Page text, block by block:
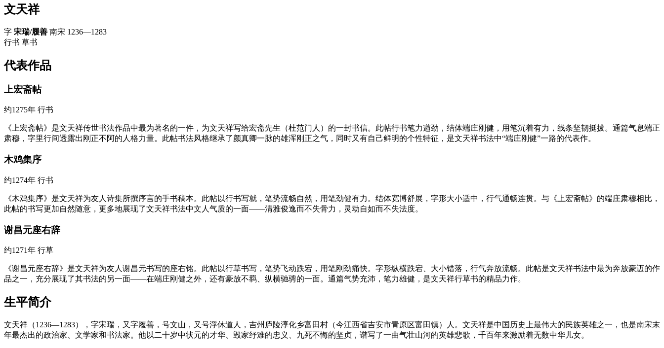
文天祥
字 宋瑞/履善 南宋 1236—1283
行书 草书
代表作品
上宏斋帖
约1275年 行书
《上宏斋帖》是文天祥传世书法作品中最为著名的一件，为文天祥写给宏斋先生（杜范门人）的一封书信。此帖行书笔力遒劲，结体端庄刚健，用笔沉着有力，线条坚韧挺拔。通篇气息端正
肃穆，字里行间透露出刚正不阿的人格力量。此帖书法风格继承了颜真卿一脉的雄浑刚正之气，同时又有自己鲜明的个性特征，是文天祥书法中“端庄刚健”一路的代表作。
木鸡集序
约1274年 行书
《木鸡集序》是文天祥为友人诗集所撰序言的手书稿本。此帖以行书写就，笔势流畅自然，用笔劲健有力。结体宽博舒展，字形大小适中，行气通畅连贯。与《上宏斋帖》的端庄肃穆相比，
此帖的书写更加自然随意，更多地展现了文天祥书法中文人气质的一面——清雅俊逸而不失骨力，灵动自如而不失法度。
谢昌元座右辞
约1271年 行草
《谢昌元座右辞》是文天祥为友人谢昌元书写的座右铭。此帖以行草书写，笔势飞动跌宕，用笔刚劲痛快。字形纵横跌宕、大小错落，行气奔放流畅。此帖是文天祥书法中最为奔放豪迈的作
品之一，充分展现了其书法的另一面——在端庄刚健之外，还有豪放不羁、纵横驰骋的一面。通篇气势充沛，笔力雄健，是文天祥行草书的精品力作。
生平简介
文天祥（1236—1283），字宋瑞，又字履善，号文山，又号浮休道人，吉州庐陵淳化乡富田村（今江西省吉安市青原区富田镇）人。文天祥是中国历史上最伟大的民族英雄之一，也是南宋末
年最杰出的政治家、文学家和书法家。他以二十岁中状元的才华、毁家纾难的忠义、九死不悔的坚贞，谱写了一曲气壮山河的英雄悲歌，千百年来激励着无数中华儿女。